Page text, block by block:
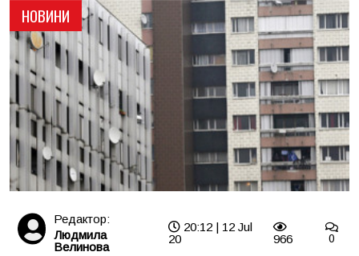
НОВИНИ
Редактор:
Людмила
Велинова
20:12 | 12 Jul
20
966 0